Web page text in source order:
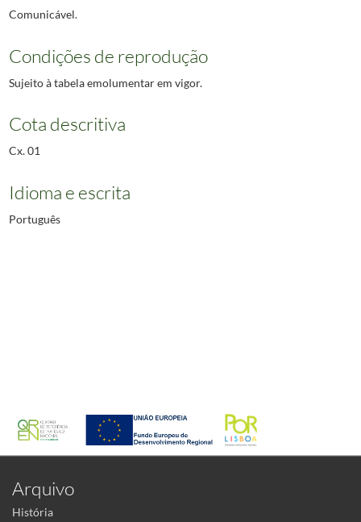
Comunicável.
Condições de reprodução
Sujeito à tabela emolumentar em vigor.
Cota descritiva
Cx. 01
Idioma e escrita
Português
Arquivo
História